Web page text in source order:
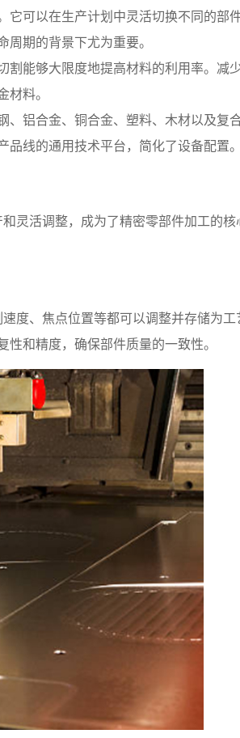
它可以在生产计划中灵活切换不同的部
期的背景下尤为重要。
割能够大限度地提高材料的利用率。减
料。
、铝合金、铜合金、塑料、木材以及复
线的通用技术平台，简化了设备配置。
灵活调整，成为了精密零部件加工的核
度、焦点位置等都可以调整并存储为工
和精度，确保部件质量的一致性。